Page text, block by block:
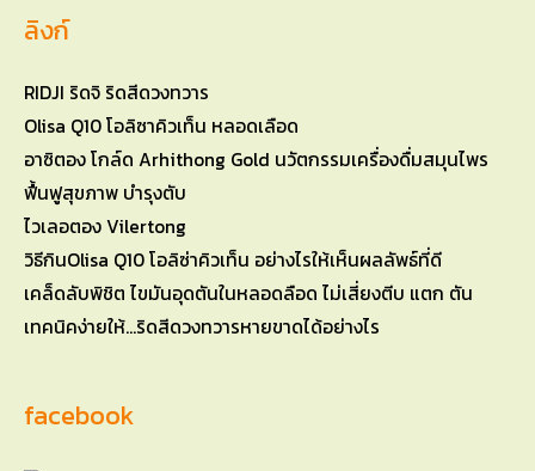
ลิงก์
RIDJI ริดจิ ริดสีดวงทวาร
Olisa Q10 โอลิซาคิวเท็น หลอดเลือด
อาซิตอง โกล์ด Arhithong Gold นวัตกรรมเครื่องดื่มสมุนไพร
ฟื้นฟูสุขภาพ บำรุงตับ
ไวเลอตอง Vilertong
วิธีกินOlisa Q10 โอลิซ่าคิวเท็น อย่างไรให้เห็นผลลัพธ์ที่ดี
เคล็ดลับพิชิต ไขมันอุดตันในหลอดลือด ไม่เสี่ยงตีบ แตก ตัน
เทคนิคง่ายให้…ริดสีดวงทวารหายขาดได้อย่างไร
facebook